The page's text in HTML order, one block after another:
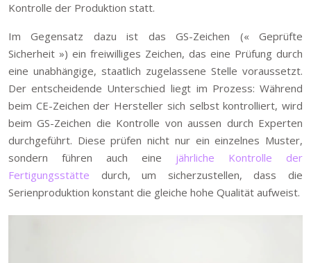
Kontrolle der Produktion statt.
Im Gegensatz dazu ist das GS-Zeichen (« Geprüfte
Sicherheit ») ein freiwilliges Zeichen, das eine Prüfung durch
eine unabhängige, staatlich zugelassene Stelle voraussetzt.
Der entscheidende Unterschied liegt im Prozess: Während
beim CE-Zeichen der Hersteller sich selbst kontrolliert, wird
beim GS-Zeichen die Kontrolle von aussen durch Experten
durchgeführt. Diese prüfen nicht nur ein einzelnes Muster,
sondern führen auch eine jährliche Kontrolle der
Fertigungsstätte durch, um sicherzustellen, dass die
Serienproduktion konstant die gleiche hohe Qualität aufweist.